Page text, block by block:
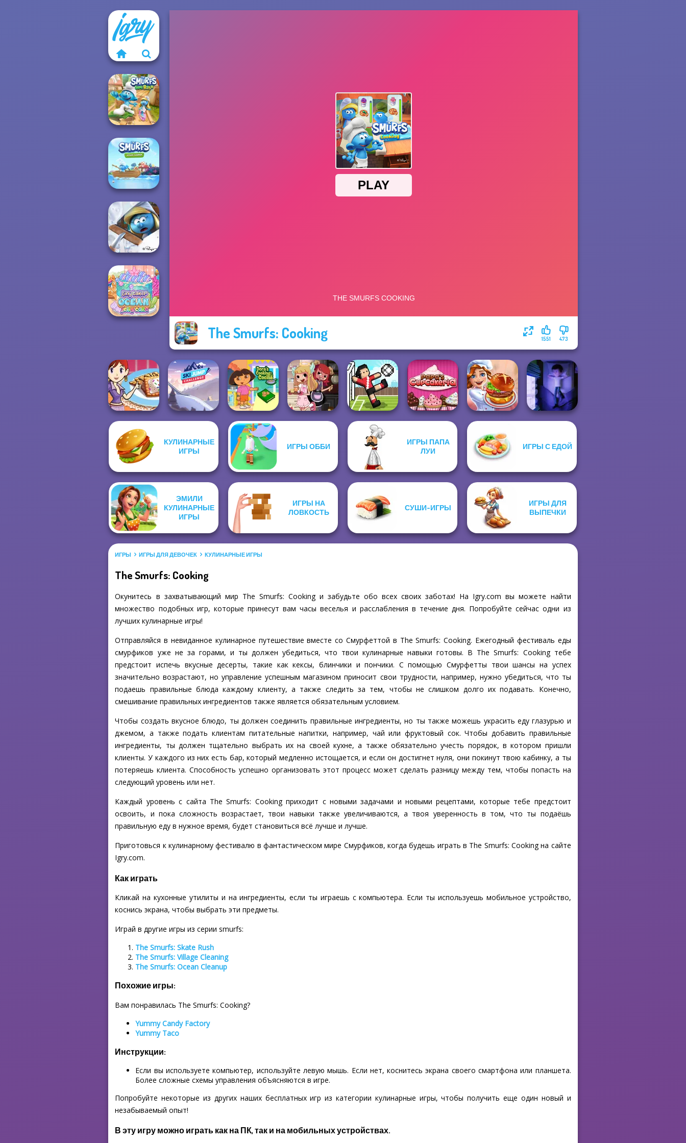
The Smurfs: Cooking 473
1551
The Smurfs:
Skate Rush
The Smurfs:
Ocean Cleanup
The Smurfs:
Village Cleaning
Jelly Cake
Sara's Cooking
Class: Mini Pop...
Ski Jump
Challenge
Dora Cooking in
la Cucina
Soccer Random
Papa's
Cupcakeria
Cooking Festival
КУЛИНАРНЫЕ
ИГРЫ
ИГРЫ ОББИ
ИГРЫ ПАПА
ЛУИ
ИГРЫ С ЕДОЙ
ЭМИЛИ
КУЛИНАРНЫЕ
ИГРЫ
ИГРЫ НА
ЛОВКОСТЬ
СУШИ-ИГРЫ
ИГРЫ ДЛЯ
ВЫПЕЧКИ
ИГРЫ ИГРЫ ДЛЯ ДЕВОЧЕК КУЛИНАРНЫЕ ИГРЫ
The Smurfs: Cooking
Окунитесь в захватывающий мир The Smurfs: Cooking и забудьте обо всех своих заботах! На Igry.com вы можете найти
множество подобных игр, которые принесут вам часы веселья и расслабления в течение дня. Попробуйте сейчас одни из
лучших кулинарные игры!
Отправляйся в невиданное кулинарное путешествие вместе со Смурфеттой в The Smurfs: Cooking. Ежегодный фестиваль еды
смурфиков уже не за горами, и ты должен убедиться, что твои кулинарные навыки готовы. В The Smurfs: Cooking тебе
предстоит испечь вкусные десерты, такие как кексы, блинчики и пончики. С помощью Смурфетты твои шансы на успех
значительно возрастают, но управление успешным магазином приносит свои трудности, например, нужно убедиться, что ты
подаешь правильные блюда каждому клиенту, а также следить за тем, чтобы не слишком долго их подавать. Конечно,
смешивание правильных ингредиентов также является обязательным условием.
Чтобы создать вкусное блюдо, ты должен соединить правильные ингредиенты, но ты также можешь украсить еду глазурью и
джемом, а также подать клиентам питательные напитки, например, чай или фруктовый сок. Чтобы добавить правильные
ингредиенты, ты должен тщательно выбрать их на своей кухне, а также обязательно учесть порядок, в котором пришли
клиенты. У каждого из них есть бар, который медленно истощается, и если он достигнет нуля, они покинут твою кабинку, а ты
потеряешь клиента. Способность успешно организовать этот процесс может сделать разницу между тем, чтобы попасть на
следующий уровень или нет.
Каждый уровень с сайта The Smurfs: Cooking приходит с новыми задачами и новыми рецептами, которые тебе предстоит
освоить, и пока сложность возрастает, твои навыки также увеличиваются, а твоя уверенность в том, что ты подаёшь
правильную еду в нужное время, будет становиться всё лучше и лучше.
Приготовься к кулинарному фестивалю в фантастическом мире Смурфиков, когда будешь играть в The Smurfs: Cooking на сайте
Igry.com.
Как играть
Кликай на кухонные утилиты и на ингредиенты, если ты играешь с компьютера. Если ты используешь мобильное устройство,
коснись экрана, чтобы выбрать эти предметы.
Играй в другие игры из серии smurfs:
The Smurfs: Skate Rush
The Smurfs: Village Cleaning
The Smurfs: Ocean Cleanup
Похожие игры:
Вам понравилась The Smurfs: Cooking?
Yummy Candy Factory
Yummy Taco
Инструкции:
Если вы используете компьютер, используйте левую мышь. Если нет, коснитесь экрана своего смартфона или планшета.
Более сложные схемы управления объясняются в игре.
Попробуйте некоторые из других наших бесплатных игр из категории кулинарные игры, чтобы получить еще один новый и
незабываемый опыт!
В эту игру можно играть как на ПК, так и на мобильных устройствах.